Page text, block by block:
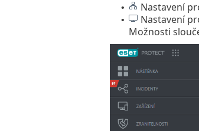
• Nastavení
•
Nastavení
Možnosti